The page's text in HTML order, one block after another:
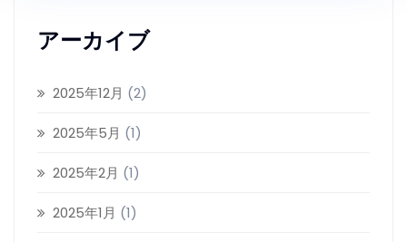
アーカイブ
2025年12月 (2)
2025年5月 (1)
2025年2月 (1)
2025年1月 (1)